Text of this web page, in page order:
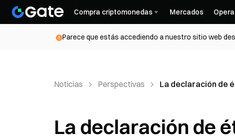
Compra criptomonedas Mercados
Parece que estás accediendo a nuestro sitio web
Noticias Perspectivas La declaración de
La declaración de